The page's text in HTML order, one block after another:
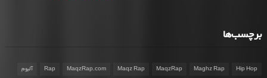
برچسب‌ها
Hip Hop
Maghz Rap
MaqzRap
Maqz Rap
MaqzRap.com
Rap آلبوم